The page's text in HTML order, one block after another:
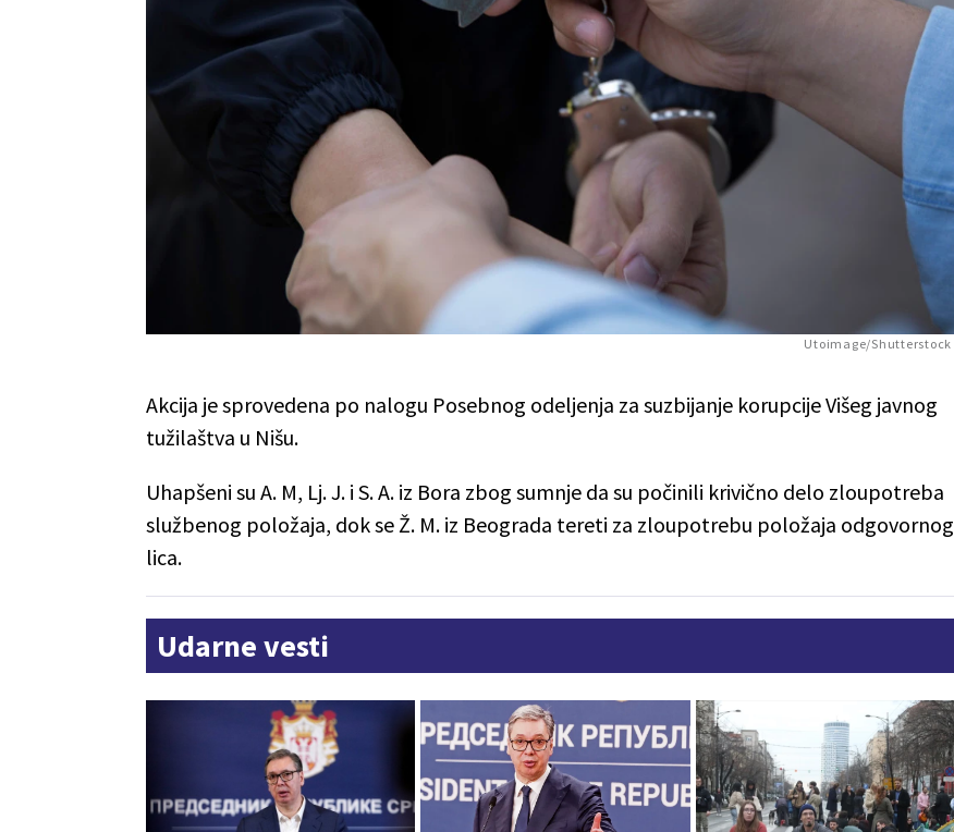
Utoimage/Shutterstock
Akcija je sprovedena po nalogu Posebnog odeljenja za suzbijanje korupcije Višeg javnog
tužilaštva u Nišu.
Uhapšeni su A. M, Lj. J. i S. A. iz Bora zbog sumnje da su počinili krivično delo zloupotreba
službenog položaja, dok se Ž. M. iz Beograda tereti za zloupotrebu položaja odgovornog
lica.
Udarne vesti